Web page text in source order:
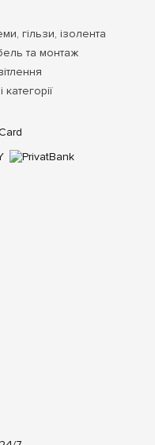
гільзи, ізолента
та монтаж
категорії